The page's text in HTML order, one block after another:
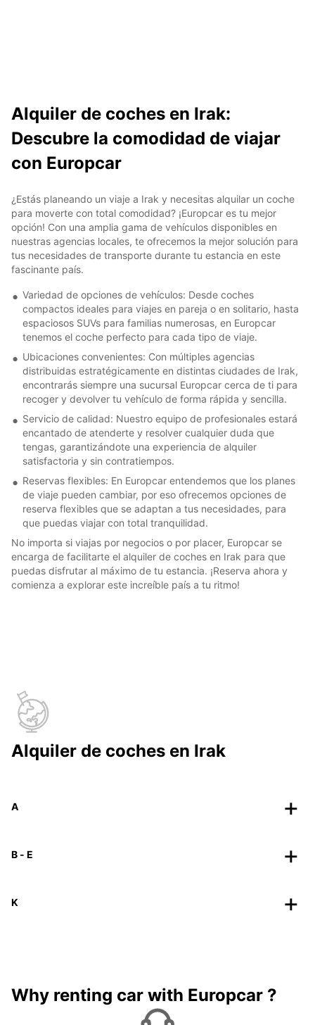
Alquiler de coches en Irak:
Descubre la comodidad de viajar
con Europcar
¿Estás planeando un viaje a Irak y necesitas alquilar un coche
para moverte con total comodidad? ¡Europcar es tu mejor
opción! Con una amplia gama de vehículos disponibles en
nuestras agencias locales, te ofrecemos la mejor solución para
tus necesidades de transporte durante tu estancia en este
fascinante país.
Variedad de opciones de vehículos: Desde coches
compactos ideales para viajes en pareja o en solitario, hasta
espaciosos SUVs para familias numerosas, en Europcar
tenemos el coche perfecto para cada tipo de viaje.
Ubicaciones convenientes: Con múltiples agencias
distribuidas estratégicamente en distintas ciudades de Irak,
encontrarás siempre una sucursal Europcar cerca de ti para
recoger y devolver tu vehículo de forma rápida y sencilla.
Servicio de calidad: Nuestro equipo de profesionales estará
encantado de atenderte y resolver cualquier duda que
tengas, garantizándote una experiencia de alquiler
satisfactoria y sin contratiempos.
Reservas flexibles: En Europcar entendemos que los planes
de viaje pueden cambiar, por eso ofrecemos opciones de
reserva flexibles que se adaptan a tus necesidades, para
que puedas viajar con total tranquilidad.
No importa si viajas por negocios o por placer, Europcar se
encarga de facilitarte el alquiler de coches en Irak para que
puedas disfrutar al máximo de tu estancia. ¡Reserva ahora y
comienza a explorar este increíble país a tu ritmo!
Alquiler de coches en Irak
A
B - E
K
Why renting car with Europcar ?